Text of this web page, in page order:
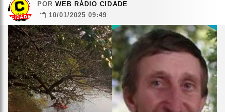
POR WEB RÁDIO CIDADE
10/01/2025 09:49